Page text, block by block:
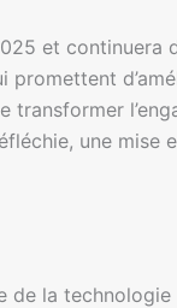
et continuera
une
la